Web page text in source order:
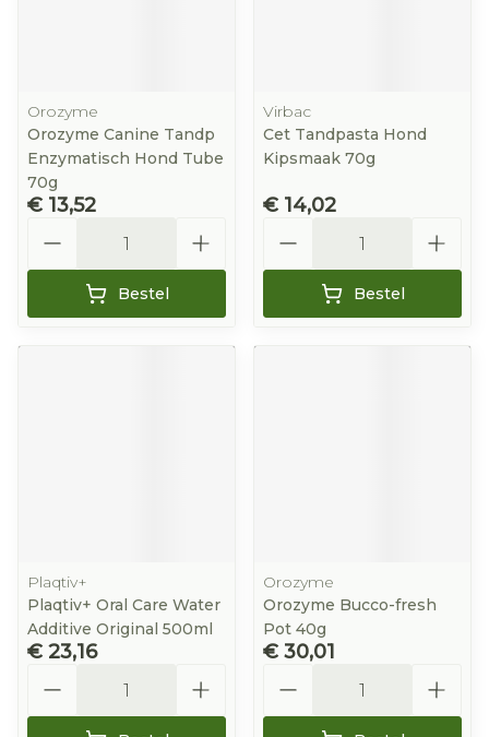
Orozyme
Orozyme Canine Tandp
Enzymatisch Hond Tube
70g
€ 13,52
Bestel
Virbac
Cet Tandpasta Hond
Kipsmaak 70g
€ 14,02
Bestel
Plaqtiv+
Plaqtiv+ Oral Care Water
Additive Original 500ml
€ 23,16
Orozyme
Orozyme Bucco-fresh
Pot 40g
€ 30,01